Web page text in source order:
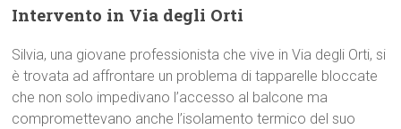
Intervento in Via degli Orti
Silvia, una giovane professionista che vive in Via degli Orti, si
è trovata ad affrontare un problema di tapparelle bloccate
che non solo impedivano l’accesso al balcone ma
compromettevano anche l’isolamento termico del suo